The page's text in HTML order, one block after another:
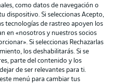
Aviso legal
Declaracion de privacidad
Trabajos
como datos de navegación o
dispositivo. Si seleccionas Acepto,
tecnologías de rastreo apoyen los
en «nosotros y nuestros socios
Si seleccionas Rechazarlas
los deshabilitarás. Si se
parte del contenido y los
de ser relevantes para ti.
menú para cambiar tus